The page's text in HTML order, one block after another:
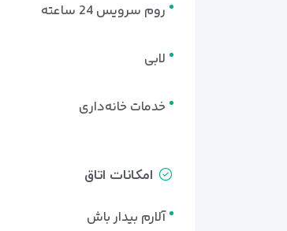
روم سرویس 24 ساعته
لابی
خدمات خانه‌داری
امکانات اتاق
آلارم بیدار باش